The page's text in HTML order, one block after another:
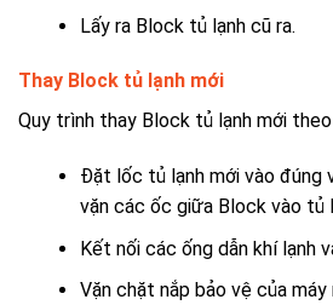
Lấy ra Block tủ lạnh cũ ra.
Thay Block tủ lạnh mới
Quy trình thay Block tủ lạnh mới
Đặt lốc tủ lạnh mới vào đúng
vặn các ốc giữa Block vào tủ
Kết nối các ống dẫn khí lạnh
Vặn chặt nắp bảo vệ của máy